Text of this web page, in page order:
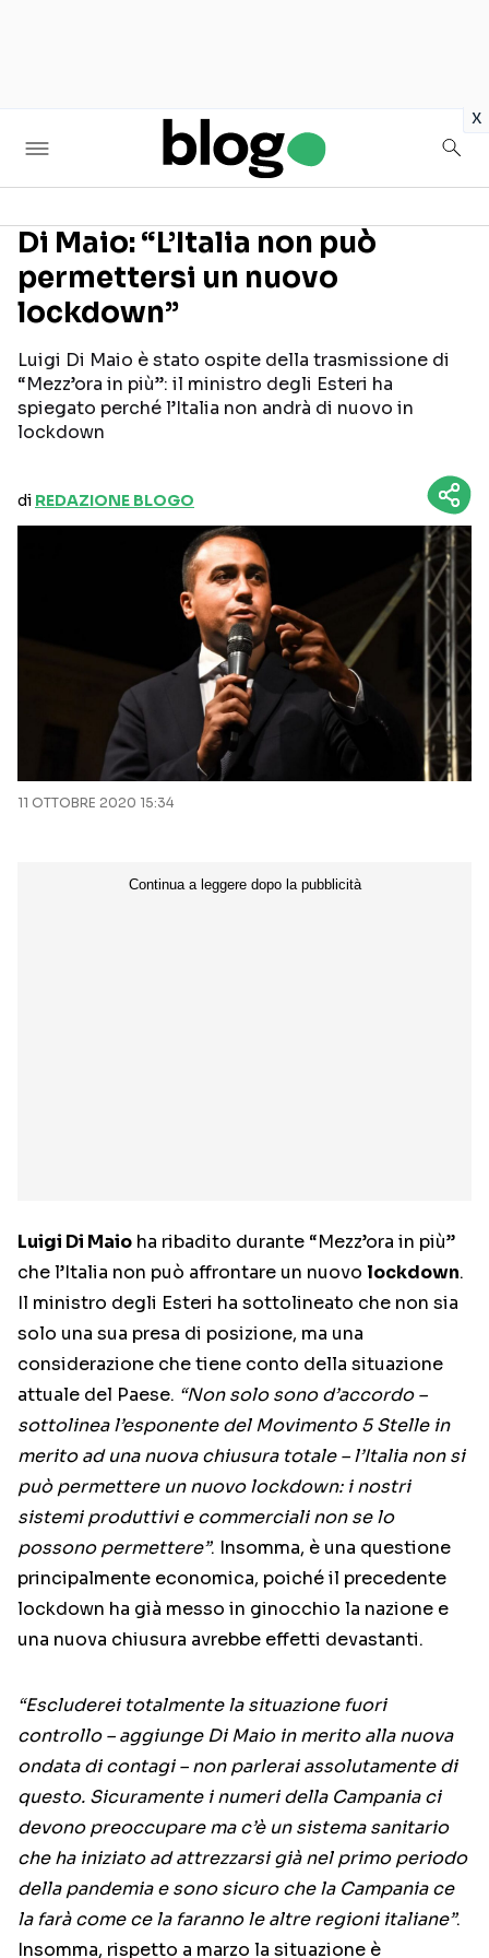
x
Seguici sui social
Di Maio: “L’Italia non può
permettersi un nuovo
lockdown”
Luigi Di Maio è stato ospite della trasmissione di
“Mezz’ora in più”: il ministro degli Esteri ha
spiegato perché l’Italia non andrà di nuovo in
lockdown
di REDAZIONE BLOGO
11 OTTOBRE 2020 15:34
Luigi Di Maio ha ribadito durante “Mezz’ora in più”
che l’Italia non può affrontare un nuovo lockdown.
Il ministro degli Esteri ha sottolineato che non sia
solo una sua presa di posizione, ma una
considerazione che tiene conto della situazione
attuale del Paese. “Non solo sono d’accordo –
sottolinea l’esponente del Movimento 5 Stelle in
merito ad una nuova chiusura totale – l’Italia non si
può permettere un nuovo lockdown: i nostri
sistemi produttivi e commerciali non se lo
possono permettere”. Insomma, è una questione
principalmente economica, poiché il precedente
lockdown ha già messo in ginocchio la nazione e
una nuova chiusura avrebbe effetti devastanti.
“Escluderei totalmente la situazione fuori
controllo – aggiunge Di Maio in merito alla nuova
ondata di contagi – non parlerai assolutamente di
questo. Sicuramente i numeri della Campania ci
devono preoccupare ma c’è un sistema sanitario
che ha iniziato ad attrezzarsi già nel primo periodo
della pandemia e sono sicuro che la Campania ce
la farà come ce la faranno le altre regioni italiane”.
Insomma, rispetto a marzo la situazione è